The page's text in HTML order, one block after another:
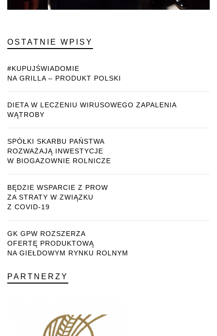
OSTATNIE WPISY
#KUPUJŚWIADOMIE
NA GRILLA – PRODUKT POLSKI
DIETA W LECZENIU WIRUSOWEGO ZAPALENIA
WĄTROBY
SPÓŁKI SKARBU PAŃSTWA
ROZWAŻAJĄ INWESTYCJE
W BIOGAZOWNIE ROLNICZE
BĘDZIE WSPARCIE Z PROW
ZA STRATY W ZWIĄZKU
Z COVID-19
GK GPW ROZSZERZA
OFERTĘ PRODUKTOWĄ
NA GIEŁDOWYM RYNKU ROLNYM
PARTNERZY